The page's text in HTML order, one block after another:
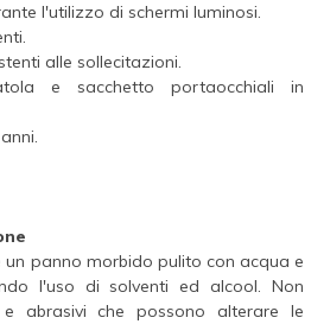
l'utilizzo di schermi luminosi.
alle sollecitazioni.
e sacchetto portaocchiali in
un panno morbido pulito con acqua e
l'uso di solventi ed alcool. Non
abrasivi che possono alterare le